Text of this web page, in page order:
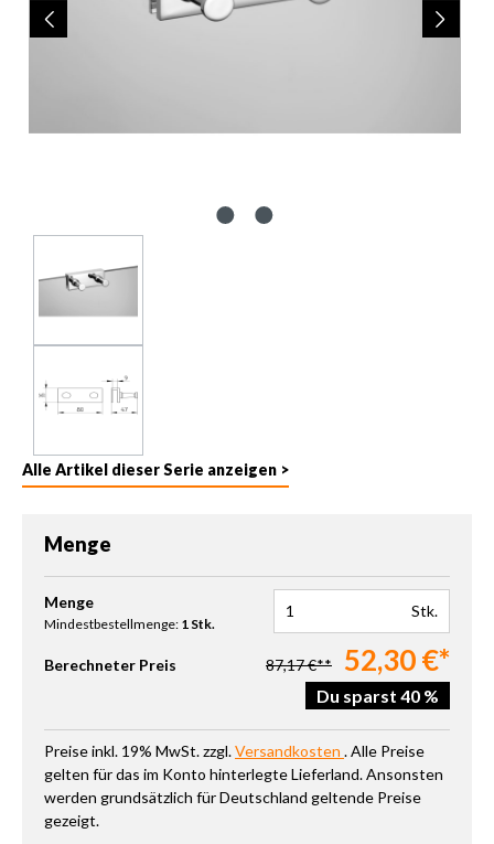
Alle Artikel dieser Serie anzeigen >
Menge
Produkt Anzahl: Gib den gewünschten Wert ein oder benutze
Menge
Mindestbestellmenge: 1 Stk.
Stk.
Berechneter Preis 87,17 €** 52,30 €*
Du sparst 40 %
Preise inkl. 19% MwSt. zzgl.Versandkosten . Alle Preise
gelten für das im Konto hinterlegte Lieferland. Ansonsten
werden grundsätzlich für Deutschland geltende Preise
gezeigt.